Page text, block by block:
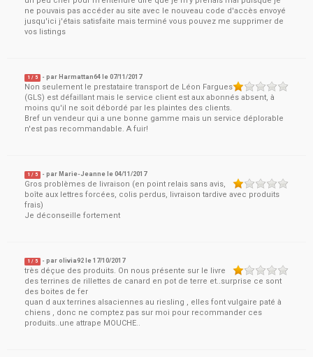
ne pouvais pas accéder au site avec le nouveau code d'accès envoyé
jusqu'ici j'étais satisfaite mais terminé vous pouvez me supprimer de
vos listings
1 / 5 - par Harmattan64 le07/11/2017
Non seulement le prestataire transport de Léon Fargues
(GLS) est défaillant mais le service client est aux abonnés absent, à
moins qu'il ne soit débordé par les plaintes des clients.
Bref un vendeur qui a une bonne gamme mais un service déplorable
n'est pas recommandable. A fuir!
1 / 5 - par Marie-Jeanne le04/11/2017
Gros problèmes de livraison (en point relais sans avis,
boîte aux lettres forcées, colis perdus, livraison tardive avec produits
frais)
Je déconseille fortement
1 / 5 - parolivia92 le17/10/2017
très déçue des produits. On nous présente sur le livre
des terrines de rillettes de canard en pot de terre et..surprise ce sont
des boites de fer
quan d aux terrines alsaciennes au riesling , elles font vulgaire paté à
chiens , donc ne comptez pas sur moi pour recommander ces
produits..une attrape MOUCHE..